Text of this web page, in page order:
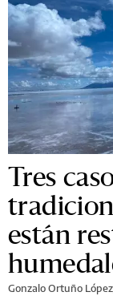
Tres
están
Gonzalo Ortuño